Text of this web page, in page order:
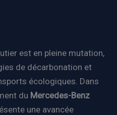
est en pleine mutation,
de décarbonation et
écologiques. Dans
du Mercedes-Benz
une avancée